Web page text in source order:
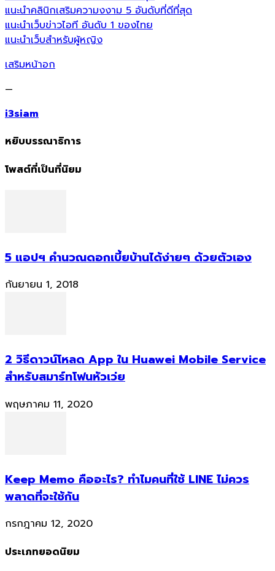
แนะนำคลินิกเสริมความงงาม 5 อันดับที่ดีที่สุด
แนะนำเว็บข่าวไอที อันดับ 1 ของไทย
แนะนำเว็บสำหรับผู้หญิง
เสริมหน้าอก
—
i3siam
หยิบบรรณาธิการ
โพสต์ที่เป็นที่นิยม
5 แอปฯ คำนวณดอกเบี้ยบ้านได้ง่ายๆ ด้วยตัวเอง
กันยายน 1, 2018
2 วิธีดาวน์โหลด App ใน Huawei Mobile Service
สำหรับสมาร์ทโฟนหัวเว่ย
พฤษภาคม 11, 2020
Keep Memo คืออะไร? ทำไมคนที่ใช้ LINE ไม่ควร
พลาดที่จะใช้กัน
กรกฎาคม 12, 2020
ประเภทยอดนิยม